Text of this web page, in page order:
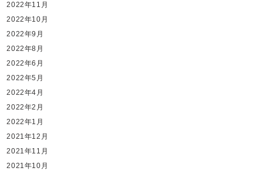
2022年11月
2022年10月
2022年9月
2022年8月
2022年6月
2022年5月
2022年4月
2022年2月
2022年1月
2021年12月
2021年11月
2021年10月